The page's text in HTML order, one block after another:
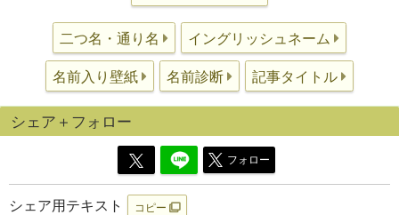
二つ名・通り名 イングリッシュネーム
名前入り壁紙 名前診断 記事タイトル
シェア＋フォロー
フォロー
シェア用テキスト コピー